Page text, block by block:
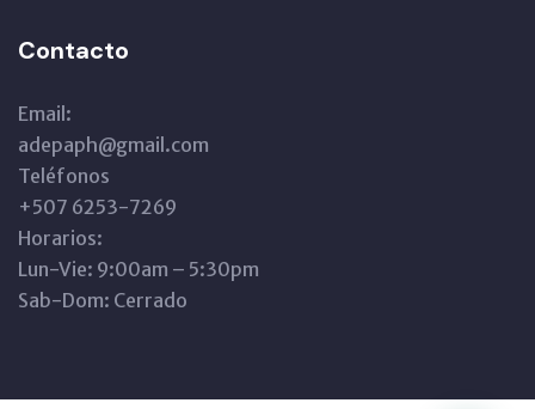
Contacto
Email:
adepaph@gmail.com
Teléfonos
+507 6253-7269
Horarios:
Lun-Vie: 9:00am – 5:30pm
Sab-Dom: Cerrado